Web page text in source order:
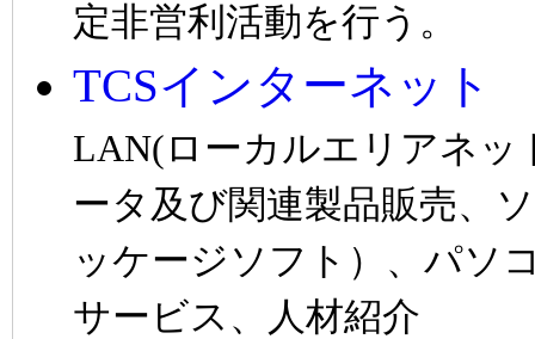
定非営利活動を行う。
TCSインターネット
LAN(ローカルエリアネッ
ータ及び関連製品販売、
ッケージソフト）、パソ
サービス、人材紹介